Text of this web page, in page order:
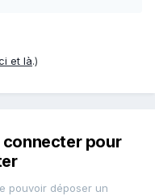
et là.)
connecter pour
pouvoir déposer un